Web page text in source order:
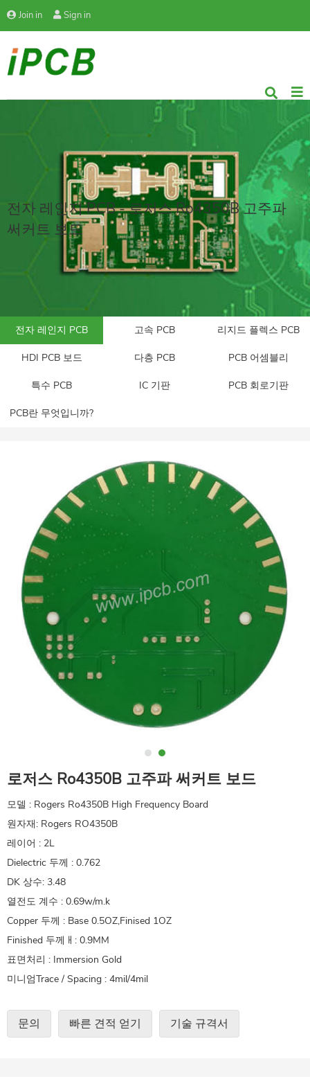
Join in Sign in
전자 레인지 PCB - 로저스 Ro4350B 고주파
써커트 보드
전자 레인지 PCB 고속 PCB 리지드 플렉스 PCB
HDI PCB 보드 다층 PCB PCB 어셈블리
특수 PCB IC 기판 PCB 회로기판
PCB란 무엇입니까?
로저스 Ro4350B 고주파 써커트 보드
모델 : Rogers Ro4350B High Frequency Board
원자재: Rogers RO4350B
레이어 : 2L
Dielectric 두께 : 0.762
DK 상수: 3.48
열전도 계수 : 0.69w/m.k
Copper 두께 : Base 0.5OZ,Finised 1OZ
Finished 두께ㅐ: 0.9MM
표면처리 : Immersion Gold
미니엄Trace / Spacing : 4mil/4mil
문의 빠른 견적 얻기 기술 규격서